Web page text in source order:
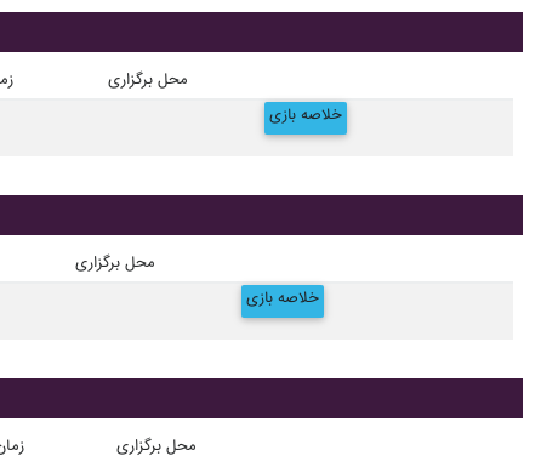
محل برگزاری
خلاصه بازی
محل برگزاری
خلاصه بازی
محل برگزاری